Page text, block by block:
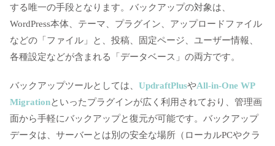
する唯一の手段となります。バックアップの対象は、
WordPress本体、テーマ、プラグイン、アップロードファイル
などの「ファイル」と、投稿、固定ページ、ユーザー情報、
各種設定などが含まれる「データベース」の両方です。
バックアップツールとしては、 UpdraftPlusやAll-in-One WP
Migrationといったプラグインが広く利用されており、管理画
面から手軽にバックアップと復元が可能です。バックアップ
データは、サーバーとは別の安全な場所（ローカルPCやクラ